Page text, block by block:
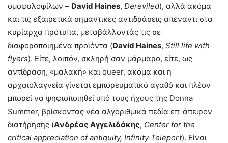
ομοφυλοφίλων – David Haines, Dereviled), αλλά ακόμα
και τις εξαιρετικά σημαντικές αντιδράσεις απέναντι στα
κυρίαρχα πρότυπα, μεταβάλλοντάς τις σε
διαφοροποιημένα προϊόντα (David Haines, Still life with
flyers). Είτε, λοιπόν, σκληρή σαν μάρμαρο, είτε, ως
αντίδραση, «μαλακή» και queer, ακόμα και η
αρχαιολαγνεία γίνεται εμπορευματικό αγαθό και πλέον
μπορεί να ψηφιοποιηθεί υπό τους ήχους της Donna
Summer, βρίσκοντας νέα αλγοριθμικά πεδία επ’ άπειρον
διατήρησης (Aνδρέας Αγγελιδάκης, Center for the
critical appreciation of antiquity, Infinity Teleport). Είναι